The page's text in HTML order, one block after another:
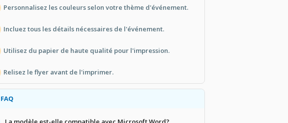
Personnalisez les couleurs selon votre thème d'événement.
Incluez tous les détails nécessaires de l'événement.
Utilisez du papier de haute qualité pour l'impression.
Relisez le flyer avant de l'imprimer.
FAQ